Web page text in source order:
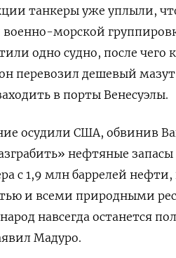
танкеры уже уплыли,
морской
одно судно, после
перевозил дешевый
в порты Венесуэлы.
осудили США, обвинив
нефтяные
с 1,9 млн баррелей
и всеми природными
навсегда останется
Мадуро.